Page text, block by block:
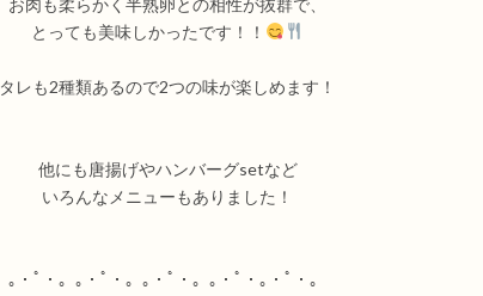
お肉も柔らかく半熟卵との相性が抜群で、
とっても美味しかったです！！
タレも2種類あるので2つの味が楽しめます！
他にも唐揚げやハンバーグsetなど
いろんなメニュ ーもありました！
｡・ﾟ・。｡・ﾟ・。｡・ﾟ・。｡・ﾟ・｡・ﾟ・。